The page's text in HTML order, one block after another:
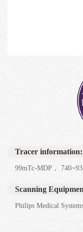
Tracer information:
99mTc-MDP，
Scanning
Philips Medical